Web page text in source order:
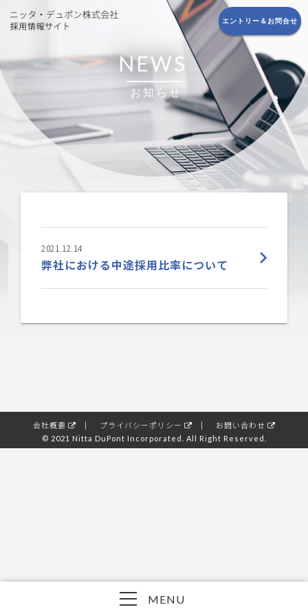
エントリー＆お問合せ
NEWS
お知らせ
2021.12.14
弊社における中途採用比率について
MENU
会社概要 プライバシーポリシー お問い合わせ
© 2021 Nitta DuPont Incorporated. All Right Reserved.